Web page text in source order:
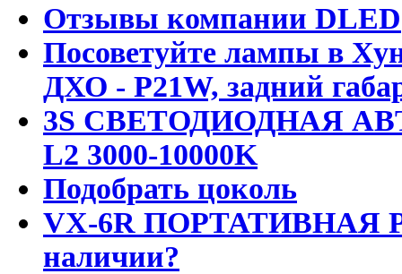
Отзывы компании DLED
Посоветуйте лампы в
ДХО - P21W, задний
3S СВЕТОДИОДНАЯ
L2 3000-10000K
Подобрать цоколь
VX-6R ПОРТАТИВНАЯ
наличии?